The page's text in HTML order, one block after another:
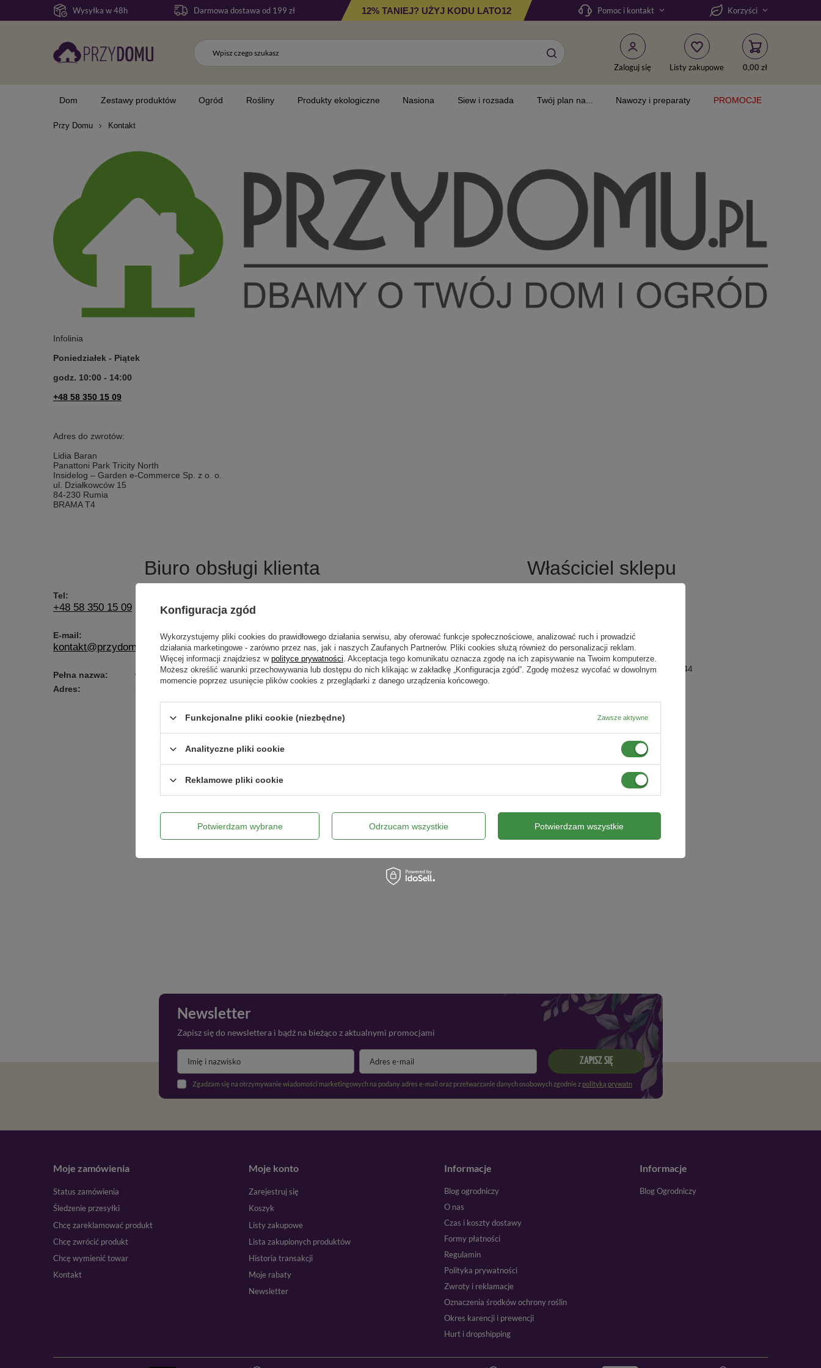
Wysyłka w 48h Darmowa dostawa od 199 zł 12% TANIEJ? UŻYJ KODU LATO12 Pomoc i kontakt Korzyści
Zaloguj się Listy zakupowe 0,00 zł
Dom Zestawy produktów Ogród Rośliny Produkty ekologiczne Nasiona Siew i rozsada Twój plan na... Nawozy i preparaty PROMOCJE
Przy Domu Kontakt
Infolinia
Poniedziałek - Piątek
godz. 10:00 - 14:00
+48 58 350 15 09
Adres do zwrotów:
Lidia Baran
Panattoni Park Tricity North
Insidelog – Garden e-Commerce Sp. z o. o.
ul. Działkowców 15
84-230 Rumia
BRAMA T4
Biuro obsługi klienta
Tel:
+48 58 350 15 09
E-mail:
kontakt@przydomu.pl
Pełna nazwa:
www.PrzyDomu.pl
Adres:
Właściciel sklepu
Numer wpisu:
0000735323
REGON:
380478282
Numer konta do wpłat:
13 1050 1764 1000 0024 4618 0644
SWIFT:
Newsletter
Zapisz się do newslettera i bądź na bieżąco z aktualnymi promocjami
Zgadzam się na otrzymywanie wiadomości marketingowych na podany adres e-mail oraz przetwarzanie danych osobowych zgodnie z polityką prywatności . Więcej informacji znajdziesz w
ZAPISZ SIĘ
Moje zamówienia
Status zamówienia
Śledzenie przesyłki
Chcę zareklamować produkt
Chcę zwrócić produkt
Chcę wymienić towar
Kontakt
Moje konto
Zarejestruj się
Koszyk
Listy zakupowe
Lista zakupionych produktów
Historia transakcji
Moje rabaty
Newsletter
Informacje
Blog ogrodniczy
O nas
Czas i koszty dostawy
Formy płatności
Regulamin
Polityka prywatności
Zwroty i reklamacje
Oznaczenia środków ochrony roślin
Okres karencji i prewencji
Hurt i dropshipping
Informacje
Blog Ogrodniczy
Konfiguracja zgód
Wykorzystujemy pliki cookies do prawidłowego działania serwisu, aby oferować funkcje społecznościowe, analizować ruch i prowadzić
działania marketingowe - zarówno przez nas, jak i naszych Zaufanych Partnerów. Pliki cookies służą również do personalizacji reklam.
Więcej informacji znajdziesz w polityce prywatności. Akceptacja tego komunikatu oznacza zgodę na ich zapisywanie na Twoim komputerze.
Możesz określić warunki przechowywania lub dostępu do nich klikając w zakładkę „Konfiguracja zgód”. Zgodę możesz wycofać w dowolnym
momencie poprzez usunięcie plików cookies z przeglądarki z danego urządzenia końcowego.
Funkcjonalne pliki cookie (niezbędne) Zawsze aktywne
Analityczne pliki cookie
Reklamowe pliki cookie
Potwierdzam wybrane Odrzucam wszystkie Potwierdzam wszystkie